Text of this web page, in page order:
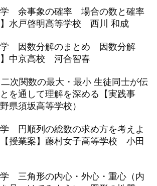
余事象の確率 場合の数と確率
】水戸啓明高等学校 西川 和成
因数分解のまとめ 因数分解
】中京高校 河合智春
次関数の最大・最小 生徒同士が伝
を通して理解を深める【実践事
県須坂高等学校）
円順列の総数の求め方を考えよ
授業案】藤村女子高等学校 小田
三角形の内心・外心・重心（内